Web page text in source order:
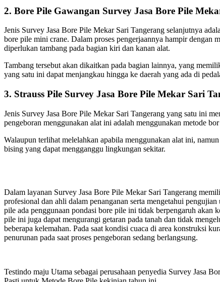
2. Bore Pile Gawangan Survey Jasa Bore Pile
Jenis Survey Jasa Bore Pile Mekar Sari Tangerang selanjutnya
bore pile mini crane. Dalam proses pengerjaannya hampir dengan
diperlukan tambang pada bagian kiri dan kanan alat.
Tambang tersebut akan dikaitkan pada bagian lainnya, yang
yang satu ini dapat menjangkau hingga ke daerah yang ada di
3. Strauss Pile Survey Jasa Bore Pile Mekar Sari
Jenis Survey Jasa Bore Pile Mekar Sari Tangerang yang satu ini
pengeboran menggunakan alat ini adalah menggunakan metode
Walaupun terlihat melelahkan apabila menggunakan alat ini,
bising yang dapat mengganggu lingkungan sekitar.
Dalam layanan Survey Jasa Bore Pile Mekar Sari Tangerang
profesional dan ahli dalam penanganan serta mengetahui
pile ada penggunaan pondasi bore pile ini tidak berpengaruh akan
pile ini juga dapat mengurangi getaran pada tanah dan tidak
beberapa kelemahan. Pada saat kondisi cuaca di area konstruksi
penurunan pada saat proses pengeboran sedang berlangsung.
Testindo maju Utama sebagai perusahaan penyedia Survey Jasa